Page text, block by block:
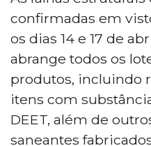
confirmadas em
os dias 14 e 17 de
abrange todos os
produtos, incluindo
itens com
DEET, além de
saneantes